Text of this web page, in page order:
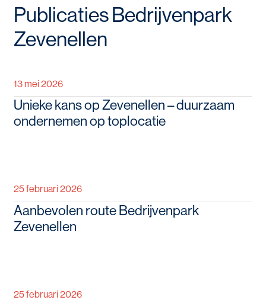
Publicaties Bedrijvenpark
Zevenellen
13 mei 2026
Unieke kans op Zevenellen – duurzaam
ondernemen op toplocatie
25 februari 2026
Aanbevolen route Bedrijvenpark
Zevenellen
25 februari 2026